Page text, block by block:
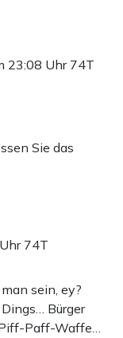
23:08 Uhr 74T
Sie das
74T
sein, ey?
Bürger
Paff-Waffe…